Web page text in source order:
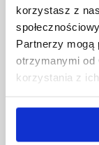
korzystasz z
Partnerzy mogą
otrzymanymi od
korzystania z ich
przejdź
do
treści
Biblioteka
Wydawnictwo
Covid info
Studia
Praca na UR
Projekty